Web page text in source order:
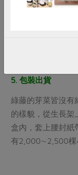
5. 包裝出貨
綠藤的芽菜皆沒有
的樣貌，從生長架
盒內，套上腰封紙
有2,000∼2,500棵